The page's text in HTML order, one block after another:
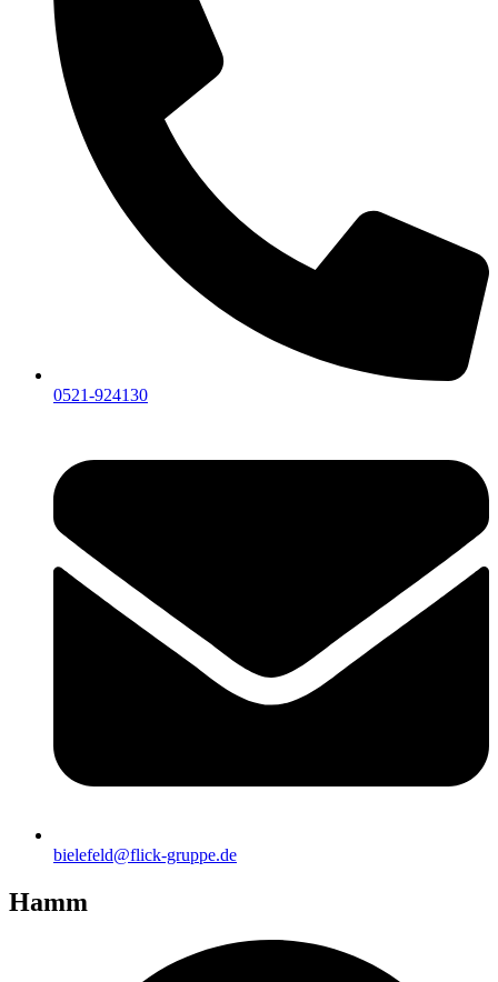
0521-924130
bielefeld@flick-gruppe.de
Hamm